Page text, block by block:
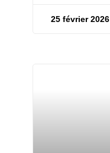
25 février 2026